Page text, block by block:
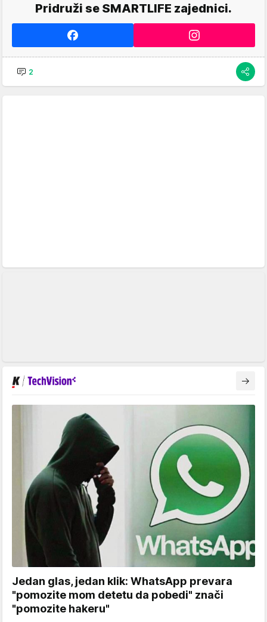
Pridruži se SMARTLIFE zajednici.
2
Jedan glas, jedan klik: WhatsApp prevara
"pomozite mom detetu da pobedi" znači
"pomozite hakeru"